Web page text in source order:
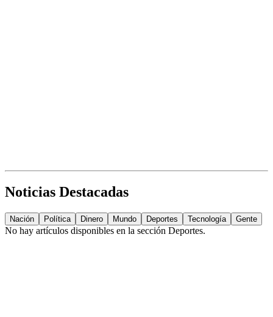
Noticias Destacadas
Nación Política Dinero Mundo Deportes Tecnología Gente
No hay artículos disponibles en la sección Deportes.